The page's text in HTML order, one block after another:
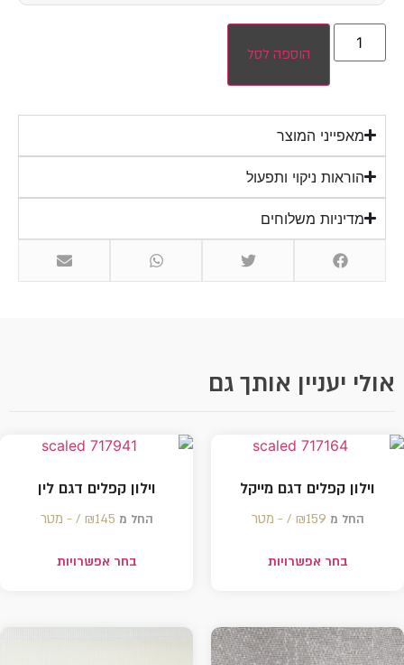
הוספה לסל
מאפייני המוצר
הוראות ניקוי ותפעול
מדיניות משלוחים
אולי יעניין אותך גם
וילון קפלים דגם מייקל
החל מ ₪159 /‏‏‎ ‎- מטר
בחר אפשרויות
וילון קפלים דגם לין
החל מ ₪145 /‏‏‎ ‎- מטר
בחר אפשרויות